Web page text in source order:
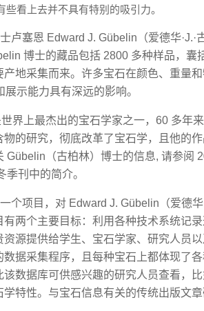
看上去并不具有特别的吸引力。
卢塞恩 Edward J. Gübelin（爱德华·J.·
博士的藏品包括 2800 多种样品，囊
地采集而来。许多宝石在颜色、重量和
示能力具有深远的影响。
界上最杰出的宝石学家之一，60 多年
的研究，彻底改革了宝石学，且他的
Gübelin（古柏林）博士的信息, 请参阅
季刊中的简介。
个项目，对 Edward J. Gübelin（爱德华
两个主要目标：利用各种技术系统记
资源提供给学生、宝石学家、研究人员
据采集程序，且每种宝石上都体现了
数据库可供感兴趣的研究人员查看，
特性。与宝石信息有关的传统出版文章